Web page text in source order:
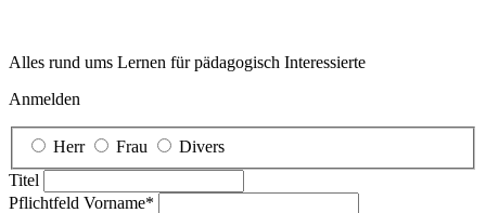
Alles rund ums Lernen für pädagogisch Interessierte
Anmelden
Herr Frau
Divers
Titel
Pflichtfeld Vorname*